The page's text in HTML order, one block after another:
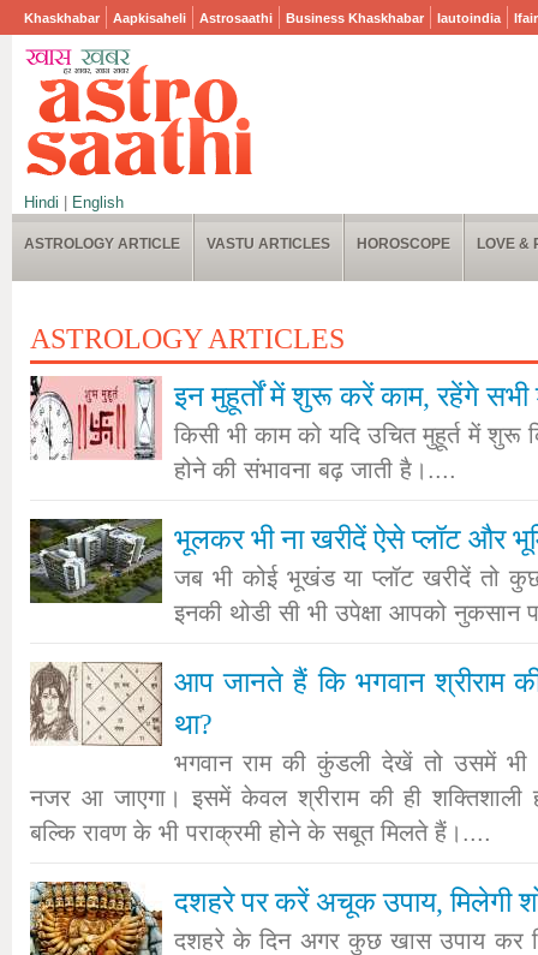
Khaskhabar Aapkisaheli Astrosaathi Business Khaskhabar Iautoindia
Hindi English
ASTROLOGY ARTICLE VASTU ARTICLES HOROSCOPE LOVE &
ASTROLOGY ARTICLES
इन मुहूर्तों में शुरू करें काम, रहेंगे
किसी भी काम को यदि उचित मुहूर्त में
होने की संभावना बढ़ जाती है।....
भूलकर भी ना खरीदें ऐसे प्लॉट और
जब भी कोई भूखंड या प्लॉट खरीदें तो
इनकी थोडी सी भी उपेक्षा आपको नुकसान
आप जानते हैं कि भगवान श्रीराम
था?
भगवान राम की कुंडली देखें तो उसमें
नजर आ जाएगा। इसमें केवल श्रीराम की ही शक्तिशाली
बल्कि रावण के भी पराक्रमी होने के सबूत मिलते हैं।....
दशहरे पर करें अचूक उपाय, मिलेगी
दशहरे के दिन अगर कुछ खास उपाय कर